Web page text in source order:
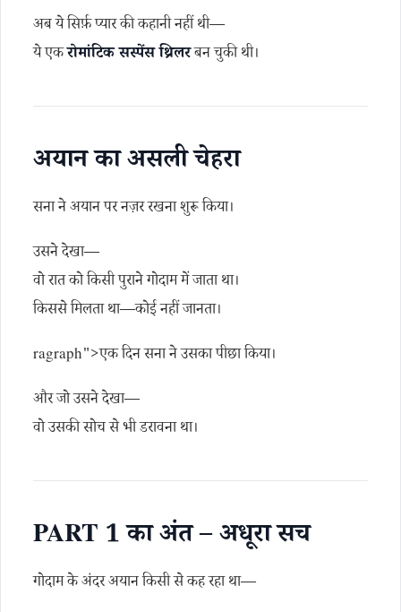
अब ये सिर्फ़ प्यार की कहानी नहीं थी—
ये एकरोमांटिक सस्पेंस थ्रिलरबन चुकी थी।
अयान का असली चेहरा
सना ने अयान पर नज़र रखना शुरू किया।
उसने देखा—
वो रात को किसी पुराने गोदाम में जाता था।
किससे मिलता था—कोई नहीं जानता।
ragraph">एक दिन सना ने उसका पीछा किया।
और जो उसने देखा—
वो उसकी सोच से भी डरावना था।
PART 1 का अंत – अधूरा सच
गोदाम के अंदर अयान किसी से कह रहा था—